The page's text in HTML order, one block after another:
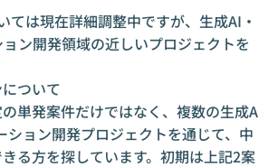
ては現在詳細調整中ですが、生成AI・
ン開発領域の近しいプロジェクトを
ついて
単発案件だけではなく、複数の生成A
ション開発プロジェクトを通じて、中
る方を探しています。初期は上記2案